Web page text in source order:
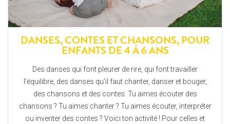
DANSES, CONTES ET CHANSONS, POUR
ENFANTS DE 4 À 6 ANS
Des danses qui font pleurer de rire, qui font travailler
l’équilibre, des danses qu’il faut chanter, danser et bouger,
des chansons et des contes. Tu aimes écouter des
chansons ? Tu aimes chanter ? Tu aimes écouter, interpréter
ou inventer des contes ? Voici ton activité ! Pour celles et